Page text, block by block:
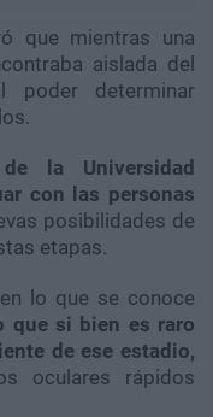
que mientras una
aislada del
determinar
la Universidad
con las personas
posibilidades de
etapas.
lo que se conoce
que si bien es raro
de ese estadio,
oculares rápidos